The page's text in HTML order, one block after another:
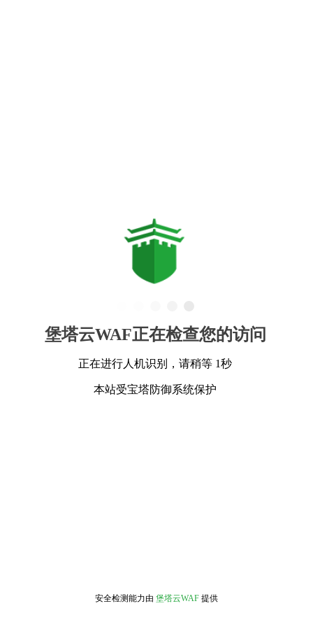
堡塔云WAF正在检查您的访问
正在进行人机识别，请稍等 1秒
本站受宝塔防御系统保护
安全检测能力由 堡塔云WAF 提供